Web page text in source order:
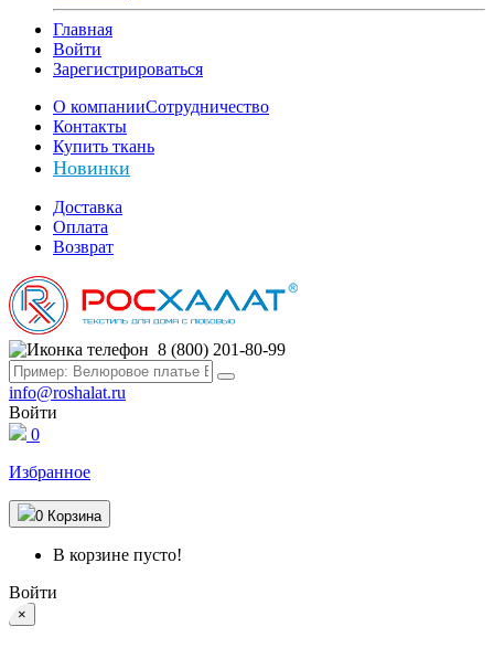
Главная
Войти
Зарегистрироваться
О компанииСотрудничество
Контакты
Купить ткань
Новинки
Доставка
Оплата
Возврат
8 (800) 201-80-99
info@roshalat.ru
Войти
0
Избранное
0 Корзина
В корзине пусто!
Войти
×